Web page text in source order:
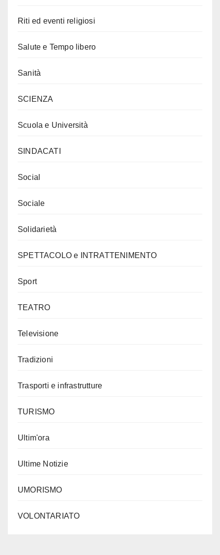
Riti ed eventi religiosi
Salute e Tempo libero
Sanità
SCIENZA
Scuola e Università
SINDACATI
Social
Sociale
Solidarietà
SPETTACOLO e INTRATTENIMENTO
Sport
TEATRO
Televisione
Tradizioni
Trasporti e infrastrutture
TURISMO
Ultim'ora
Ultime Notizie
UMORISMO
VOLONTARIATO